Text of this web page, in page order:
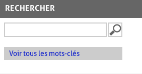
RECHERCHER
Voir tous les mots-clés